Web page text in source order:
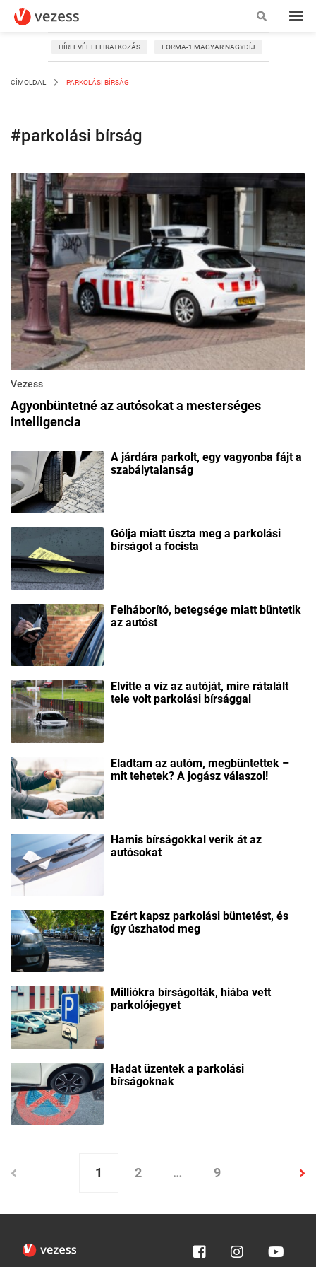
HÍRLEVÉL FELIRATKOZÁS FORMA-1 MAGYAR NAGYDÍJ
CÍMOLDAL PARKOLÁSI BÍRSÁG
#parkolási bírság
Vezess
Agyonbüntetné az autósokat a mesterséges
intelligencia
A járdára parkolt, egy vagyonba fájt a
szabálytalanság
Gólja miatt úszta meg a parkolási
bírságot a focista
Felháborító, betegsége miatt büntetik
az autóst
Elvitte a víz az autóját, mire rátalált
tele volt parkolási bírsággal
Eladtam az autóm, megbüntettek –
mit tehetek? A jogász válaszol!
Hamis bírságokkal verik át az
autósokat
Ezért kapsz parkolási büntetést, és
így úszhatod meg
Milliókra bírságolták, hiába vett
parkolójegyet
Hadat üzentek a parkolási
bírságoknak
1 2 … 9